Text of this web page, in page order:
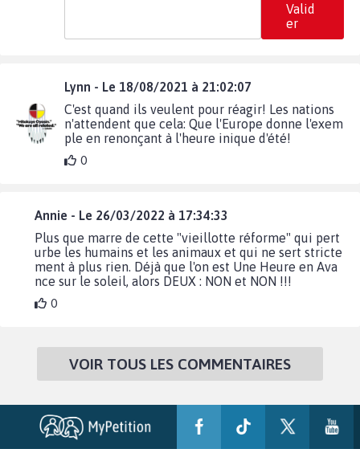
Valid
er
Lynn - Le 18/08/2021 à 21:02:07
C'est quand ils veulent pour réagir! Les nations
n'attendent que cela: Que l'Europe donne l'exem
ple en renonçant à l'heure inique d'été!
0
Annie - Le 26/03/2022 à 17:34:33
Plus que marre de cette "vieillotte réforme" qui pert
urbe les humains et les animaux et qui ne sert stricte
ment à plus rien. Déjà que l'on est Une Heure en Ava
nce sur le soleil, alors DEUX : NON et NON !!!
0
VOIR TOUS LES COMMENTAIRES